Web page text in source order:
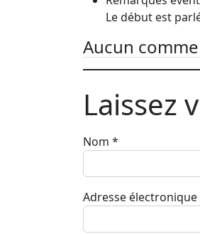
Le début est
Aucun
Laissez
Nom *
Adresse électronique